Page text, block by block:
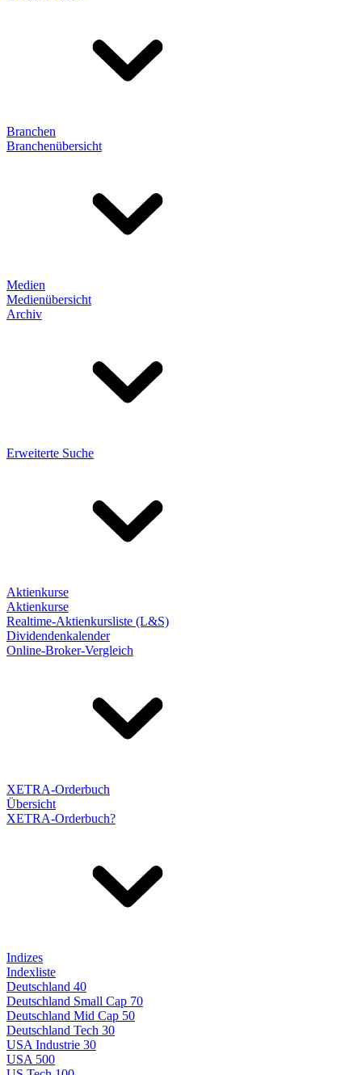
Branchen
Branchenübersicht
Medien
Medienübersicht
Archiv
Erweiterte Suche
Aktienkurse
Aktienkurse
Realtime-Aktienkursliste (L&S)
Dividendenkalender
Online-Broker-Vergleich
XETRA-Orderbuch
Übersicht
XETRA-Orderbuch?
Indizes
Indexliste
Deutschland 40
Deutschland Small Cap 70
Deutschland Mid Cap 50
Deutschland Tech 30
USA Industrie 30
USA 500